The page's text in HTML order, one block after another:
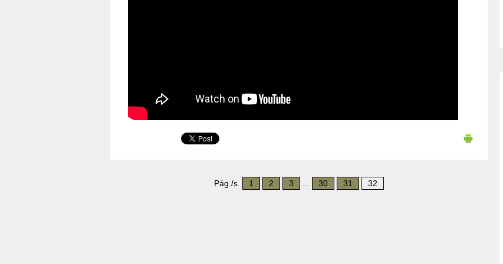
Pág./s 1 2 3 30 31 32